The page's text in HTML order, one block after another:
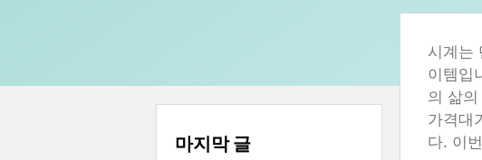
시계는
이템입
의 삶
가격대
다. 이
마지막 글